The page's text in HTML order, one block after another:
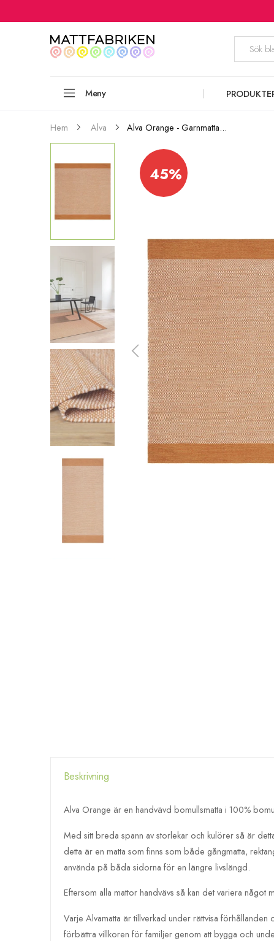
Meny
Hem Alva Alva Orange - Garnmatta...
45%
Beskrivning
Alva Orange är en handvävd bomullsmatta i 100%
Med sitt breda spann av storlekar och kulörer så är
detta är en matta som finns som både gångmatta,
använda på båda sidorna för en längre livslängd.
Eftersom alla mattor handvävs så kan det variera något
Varje Alvamatta är tillverkad under rättvisa
förbättra villkoren för familjer genom att bygga och